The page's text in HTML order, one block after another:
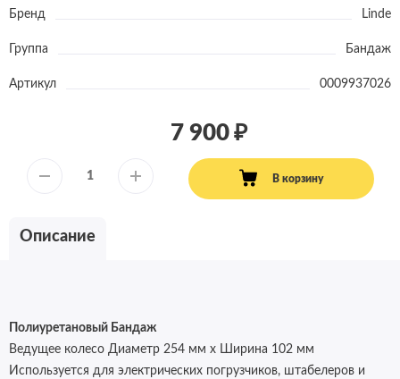
Бренд Linde
Группа Бандаж
Артикул 0009937026
7 900
В корзину
Описание
Полиуретановый Бандаж
Ведущее колесо Диаметр 254 мм x Ширина 102 мм
Используется для электрических погрузчиков, штабелеров и